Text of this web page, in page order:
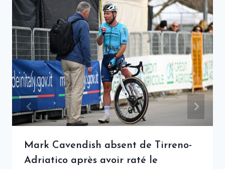
Mark Cavendish absent de Tirreno-
Adriatico après avoir raté le